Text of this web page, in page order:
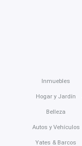
Inmuebles
Hogar y Jardín
Belleza
Autos y Vehículos
Yates & Barcos